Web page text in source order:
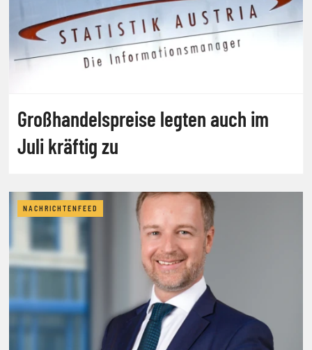
Großhandelspreise legten auch im
Juli kräftig zu
NACHRICHTENFEED